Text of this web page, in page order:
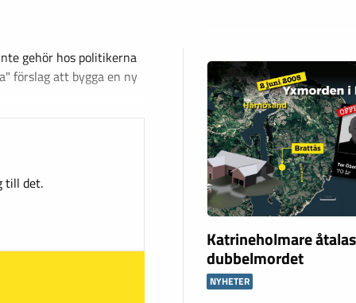
gehör hos politikerna
förslag att bygga en ny
till det.
Katrineholmare
dubbelmordet
NYHETER